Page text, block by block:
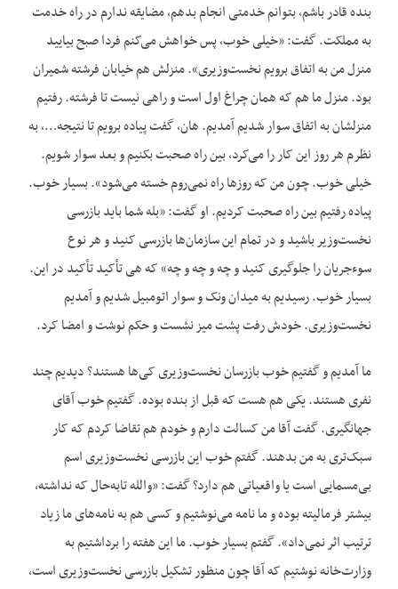
بنده قادر باشم، بتوانم خدمتی انجام بدهم، مضایقه ندارم در راه خدمت
به مملکت. گفت: «خیلی خوب، پس خواهش می‌کنم فردا صبح بیایید
منزل من به اتفاق برویم نخست‌وزیری». منزلش هم خیابان فرشته شمیران
بود. منزل ما هم که همان چراغ اول است و راهی نیست تا فرشته. رفتیم
منزلشان به اتفاق سوار شدیم آمدیم. هان، گفت پیاده برویم تا نتیجه…، به
نظرم هر روز این کار را می‌کرد، بین راه صحبت بکنیم و بعد سوار شویم.
خیلی خوب. چون من که روزها راه نمی‌روم خسته می‌شود». بسیار خوب.
پیاده رفتیم بین راه صحبت کردیم. او گفت: «بله شما باید بازرسی
نخست‌وزیر باشید و در تمام این سازمان‌ها بازرسی کنید و هر نوع
سوءجریان را جلوگیری کنید و چه و چه و چه» که هی تأکید تأکید در این.
بسیار خوب. رسیدیم به میدان ونک و سوار اتومبیل شدیم و آمدیم
نخست‌وزیری. خودش رفت پشت میز نشست و حکم نوشت و امضا کرد.
ما آمدیم و گفتیم خوب بازرسان نخست‌وزیری کی‌ها هستند؟ دیدیم چند
نفری هستند. یکی هم هست که قبل از بنده بوده. گفتیم خوب آقای
جهانگیری. گفت آقا من کسالت دارم و خودم هم تقاضا کردم که کار
سبک‌تری به من بدهند. گفتم خوب این بازرسی نخست‌وزیری اسم
بی‌مسمایی است یا واقعیاتی هم دارد؟ گفت: «والله تابه‌حال که نداشته،
بیشتر فرمالیته بوده و ما نامه می‌نوشتیم و کسی هم به نامه‌های ما زیاد
ترتیب اثر نمی‌داد». گفتم بسیار خوب. ما این هفته را برداشتیم به
وزارت‌خانه نوشتیم که آقا چون منظور تشکیل بازرسی نخست‌وزیری است،